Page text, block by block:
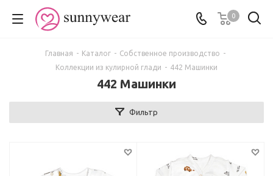
0
Главная - Каталог - Собственное производство -
Коллекции из кулирной глади - 442 Машинки
442 Машинки
Фильтр